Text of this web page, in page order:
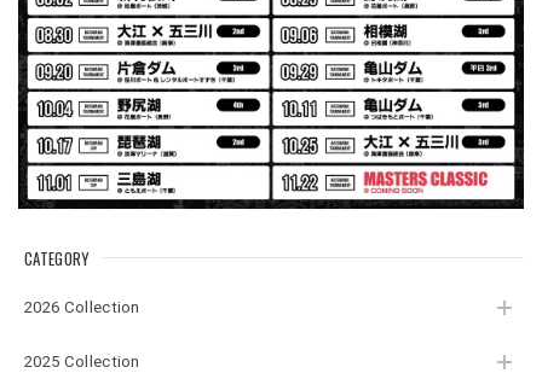
CATEGORY
2026 Collection
2025 Collection
Electric Motor Wire Code Jacket
2026/07/30
ネオプレーンの生地のしなやかな品で、何にでも使えるバス
マニアファンには、欠かせないアイテムですよ。ワイヤージ
ャケットは、もちろん 車内の、ロッドバーにマッチして、
気分も上がります。